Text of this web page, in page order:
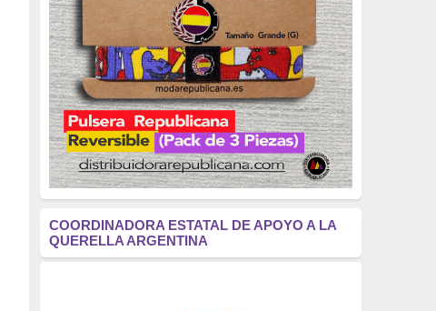
borbones
(2176)
Cultura
(2163)
Guerra
(1674)
genocidio
(1234)
mujer
(1070)
Eventos
(914)
COORDINADORA ESTATAL DE APOYO A LA
QUERELLA ARGENTINA